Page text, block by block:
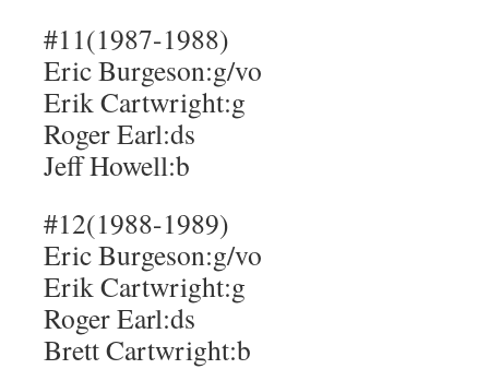
#11(1987-1988)
Eric Burgeson:g/vo
Erik Cartwright:g
Roger Earl:ds
Jeff Howell:b
#12(1988-1989)
Eric Burgeson:g/vo
Erik Cartwright:g
Roger Earl:ds
Brett Cartwright:b